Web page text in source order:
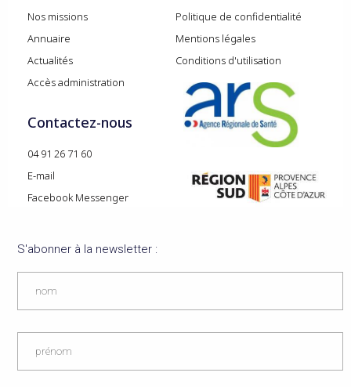
Nos missions
Annuaire
Actualités
Accès administration
Politique de confidentialité
Mentions légales
Conditions d'utilisation
Contactez-nous
04 91 26 71 60
E-mail
Facebook Messenger
S'abonner à la newsletter :